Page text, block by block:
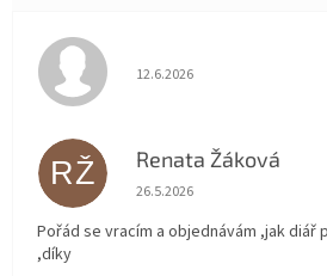
Hodnocení obchodu je 5 z
12.6.2026
RŽ Renata Žáková
Hodnocení obchodu je 5 z
26.5.2026
Pořád se vracím a objednávám ,jak diář
,díky